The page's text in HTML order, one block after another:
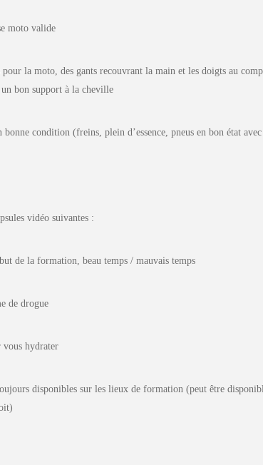
moto valide
pour la moto, des gants recouvrant la main et les doigts au
bon support à la cheville
condition (freins, plein d’essence, pneus en bon état
vidéo suivantes :
de la formation, beau temps / mauvais temps
de drogue
vous hydrater
disponibles sur les lieux de formation (peut être